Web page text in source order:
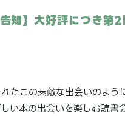
告知】大好評につき第
たこの素敵な出会いのよう
い本の出会いを楽しむ読書